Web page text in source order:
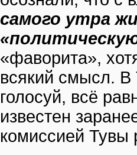
самого утра
«фаворита»,
всякий смысл. В
голосуй, всё
известен
комиссией Тувы